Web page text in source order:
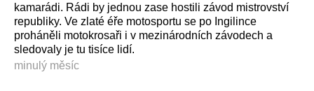
kamarádi. Rádi by jednou zase hostili závod mistrovství
republiky. Ve zlaté éře motosportu se po Ingilince
proháněli motokrosaři i v mezinárodních závodech a
sledovaly je tu tisíce lidí.
minulý měsíc